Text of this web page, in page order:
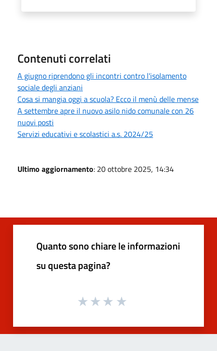
Contenuti correlati
A giugno riprendono gli incontri contro l'isolamento
sociale degli anziani
Cosa si mangia oggi a scuola? Ecco il menù delle mense
A settembre apre il nuovo asilo nido comunale con 26
nuovi posti
Servizi educativi e scolastici a.s. 2024/25
Ultimo aggiornamento: 20 ottobre 2025, 14:34
Quanto sono chiare le informazioni
su questa pagina?